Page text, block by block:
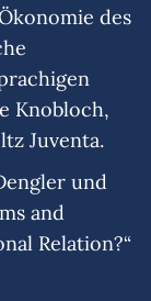
des
Knobloch,
Juventa.
und
and
Relation?“